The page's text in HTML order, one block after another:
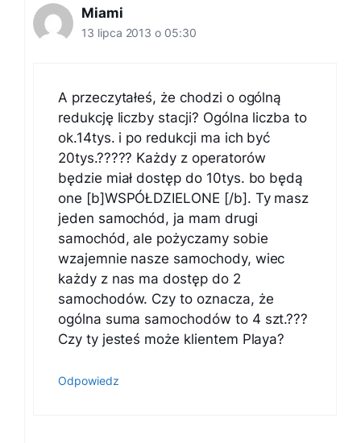
Miami
13 lipca 2013 o 05:30
A przeczytałeś, że chodzi o ogólną
redukcję liczby stacji? Ogólna liczba to
ok.14tys. i po redukcji ma ich być
20tys.????? Każdy z operatorów
będzie miał dostęp do 10tys. bo będą
one [b]WSPÓŁDZIELONE [/b]. Ty masz
jeden samochód, ja mam drugi
samochód, ale pożyczamy sobie
wzajemnie nasze samochody, wiec
każdy z nas ma dostęp do 2
samochodów. Czy to oznacza, że
ogólna suma samochodów to 4 szt.???
Czy ty jesteś może klientem Playa?
Odpowiedz